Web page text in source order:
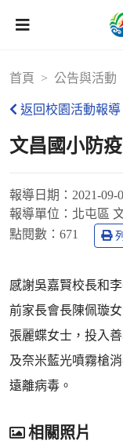
首頁 公告與活動
返回校園活動報導
文昌國小防
報導日期： 2021-09-
報導單位： 北屯區
點閱數： 671
感謝吳嘉賢校長和
前家長會長陳佩璇
張麗蝶女士，投入
及奈米藍光噴霧槍
遠離病毒。
相關照片